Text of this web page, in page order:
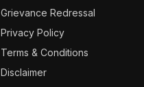
Grievance Redressal
Privacy Policy
Terms & Conditions
Disclaimer